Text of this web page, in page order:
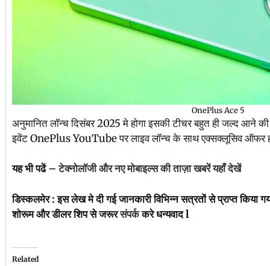
OnePlus Ace 5
अनुमानित लॉन्च दिसंबर 2025 मे होगा इसकी टीचर बहुत ही जल्द आने
इवेंट OnePlus YouTube पर लाइव लॉन्च के साथ एक्सक्लूसिव ऑफर
यह भी पढें –टेक्नोलॉजी और नए मोबाइल्स की ताज़ा खबरें यहाँ देखें
डिस्कलमेर : इस लेख मे दी गई जानकारी विभिन्न सत्रतों से प्राप्त
शोरूम और डीलर शिप से जरूरसंपर्ककरे धन्यवाद l
Related